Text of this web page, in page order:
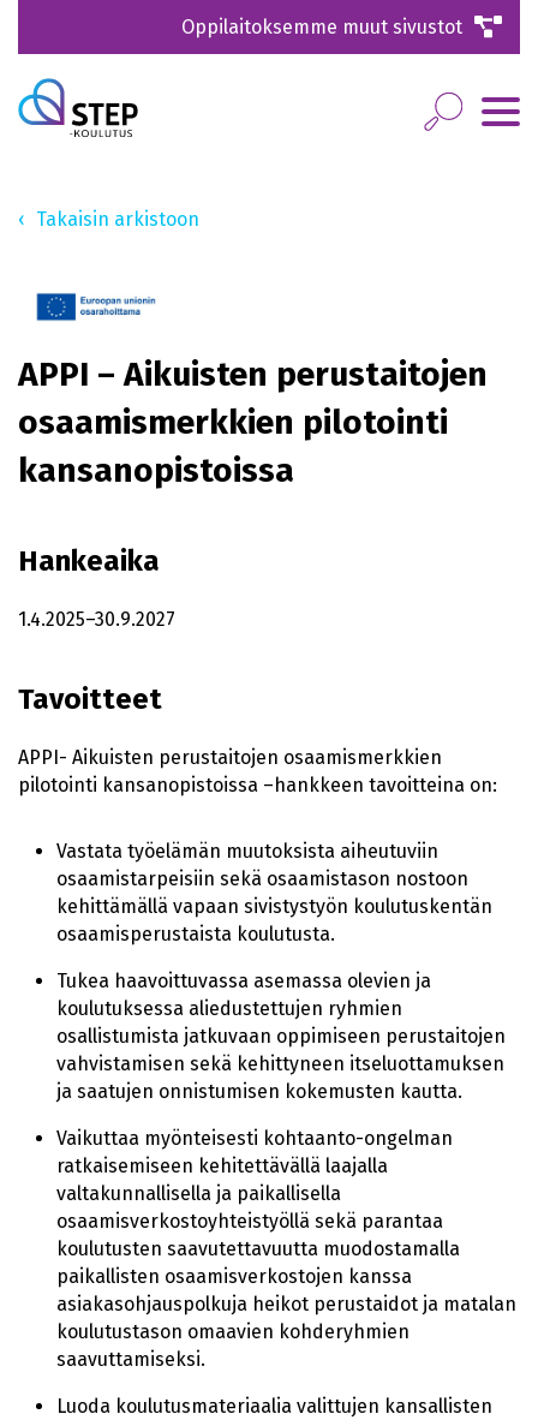
Oppilaitoksemme muut sivustot
Takaisin arkistoon
APPI – Aikuisten perustaitojen
osaamismerkkien pilotointi
kansanopistoissa
Hankeaika
1.4.2025–30.9.2027
Tavoitteet
APPI- Aikuisten perustaitojen osaamismerkkien
pilotointi kansanopistoissa –hankkeen tavoitteina on:
Vastata työelämän muutoksista aiheutuviin
osaamistarpeisiin sekä osaamistason nostoon
kehittämällä vapaan sivistystyön koulutuskentän
osaamisperustaista koulutusta.
Tukea haavoittuvassa asemassa olevien ja
koulutuksessa aliedustettujen ryhmien
osallistumista jatkuvaan oppimiseen perustaitojen
vahvistamisen sekä kehittyneen itseluottamuksen
ja saatujen onnistumisen kokemusten kautta.
Vaikuttaa myönteisesti kohtaanto-ongelman
ratkaisemiseen kehitettävällä laajalla
valtakunnallisella ja paikallisella
osaamisverkostoyhteistyöllä sekä parantaa
koulutusten saavutettavuutta muodostamalla
paikallisten osaamisverkostojen kanssa
asiakasohjauspolkuja heikot perustaidot ja matalan
koulutustason omaavien kohderyhmien
saavuttamiseksi.
Luoda koulutusmateriaalia valittujen kansallisten